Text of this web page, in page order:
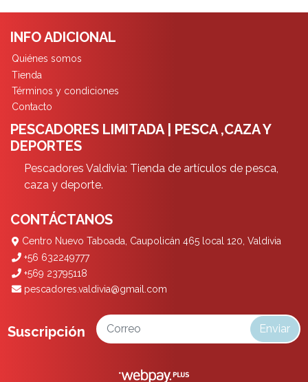
INFO ADICIONAL
Quiénes somos
Tienda
Términos y condiciones
Contacto
PESCADORES LIMITADA | PESCA ,CAZA Y
DEPORTES
Pescadores Valdivia: Tienda de artículos de pesca,
caza y deporte.
CONTÁCTANOS
Centro Nuevo Taboada, Caupolicán 465 local 120, Valdivia
+56 632249777
+569 23795118
pescadores.valdivia@gmail.com
Suscripción Enviar